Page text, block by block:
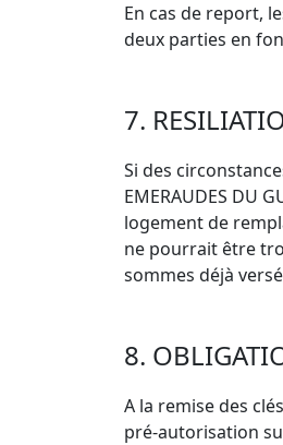
En cas de report,
deux parties en
7.
Si des
EMERAUDES DU
logement de
ne pourrait être
sommes déjà
8.
A la remise des
pré-autorisation